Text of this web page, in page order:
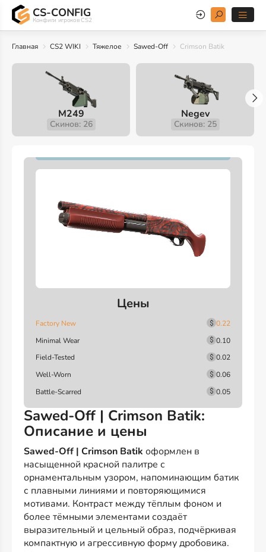
CS-CONFIG
Конфиги игроков CS2
Главная CS2 WIKI Тяжелое Sawed-Off Crimson Batik
M249
Скинов: 26
Negev
Скинов: 25
Цены
Factory New
0.22
Minimal Wear
0.10
Field-Tested
0.02
Well-Worn
0.06
Battle-Scarred
0.05
Sawed-Off | Crimson Batik:
Описание и цены
Sawed-Off | Crimson Batik оформлен в
насыщенной красной палитре с
орнаментальным узором, напоминающим батик
с плавными линиями и повторяющимися
мотивами. Контраст между тёплым фоном и
более тёмными элементами создаёт
выразительный и цельный образ, подчёркивая
компактную и агрессивную форму дробовика.